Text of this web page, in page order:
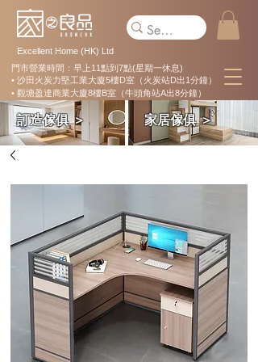
Excellent Home (HK) Ltd
門市營業時間：早上11點到7點(星期一休息)
• 沙田火炭力堅工業大廈5樓D室（火炭站D出1分鐘）
• 觀塘盈達商業大廈8樓B室（牛頭角站A出8分鐘）
家居傢俱 ＞
訂造傢俱 ＞